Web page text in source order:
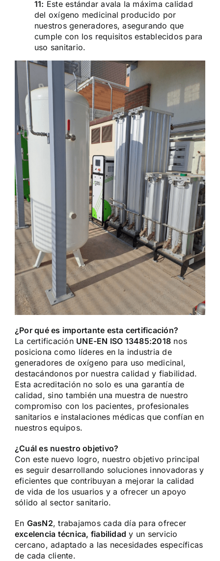
11: Este estándar avala la máxima calidad
del oxígeno medicinal producido por
nuestros generadores, asegurando que
cumple con los requisitos establecidos para
uso sanitario.
¿Por qué es importante esta certificación?
La certificación UNE-EN ISO 13485:2018 nos
posiciona como líderes en la industria de
generadores de oxígeno para uso medicinal,
destacándonos por nuestra calidad y fiabilidad.
Esta acreditación no solo es una garantía de
calidad, sino también una muestra de nuestro
compromiso con los pacientes, profesionales
sanitarios e instalaciones médicas que confían en
nuestros equipos.
¿Cuál es nuestro objetivo?
Con este nuevo logro, nuestro objetivo principal
es seguir desarrollando soluciones innovadoras y
eficientes que contribuyan a mejorar la calidad
de vida de los usuarios y a ofrecer un apoyo
sólido al sector sanitario.
En GasN2, trabajamos cada día para ofrecer
excelencia técnica, fiabilidad y un servicio
cercano, adaptado a las necesidades específicas
de cada cliente.